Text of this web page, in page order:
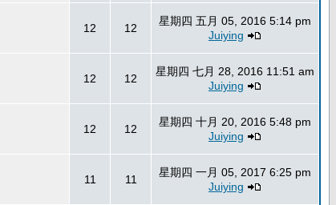
12 12
星期四 五月 05, 2016 5:14 pm
Juiying
12 12
星期四 七月 28, 2016 11:51 am
Juiying
12 12
星期四 十月 20, 2016 5:48 pm
Juiying
11 11
星期四 一月 05, 2017 6:25 pm
Juiying